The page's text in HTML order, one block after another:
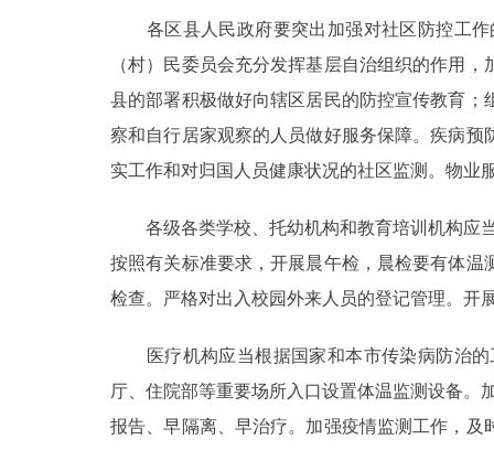
各区县人民政府要突出加强对社区防控工作
（村）民委员会充分发挥基层自治组织的作用
县的部署积极做好向辖区居民的防控宣传教育
察和自行居家观察的人员做好服务保障。疾病
实工作和对归国人员健康状况的社区监测。物
各级各类学校、托幼机构和教育培训机构应当
按照有关标准要求，开展晨午检，晨检要有体
检查。严格对出入校园外来人员的登记管理。
医疗机构应当根据国家和本市传染病防治的
厅、住院部等重要场所入口设置体温监测设备。
报告、早隔离、早治疗。加强疫情监测工作，